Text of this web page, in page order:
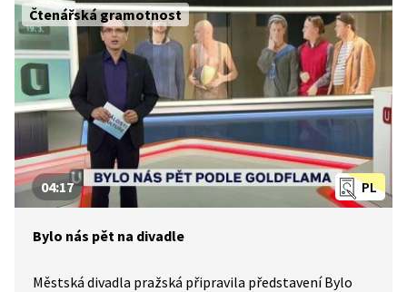
Čtenářská gramotnost
PL
04:17
Bylo nás pět na divadle
Městská divadla pražská připravila představení Bylo